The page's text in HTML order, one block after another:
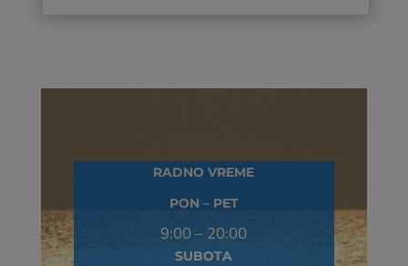
RADNO VREME
PON – PET
9:00 – 20:00
SUBOTA